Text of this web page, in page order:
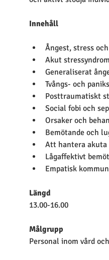
Innehåll
Ångest, stress
Akut stressyndrom
Generaliserat
Tvångs- och
Posttraumatiskt
Social fobi och
Orsaker och
Bemötande och
Att hantera
Lågaffektivt
Empatisk
Längd
13.00-16.00
Målgrupp
Personal inom vård